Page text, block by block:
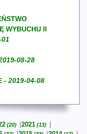
WYBUCHU II
08-28
- 2019-04-08
(20) 2021 (13)